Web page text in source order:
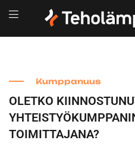
Kumppanuus
OLETKO
TOIMITTAJANA?